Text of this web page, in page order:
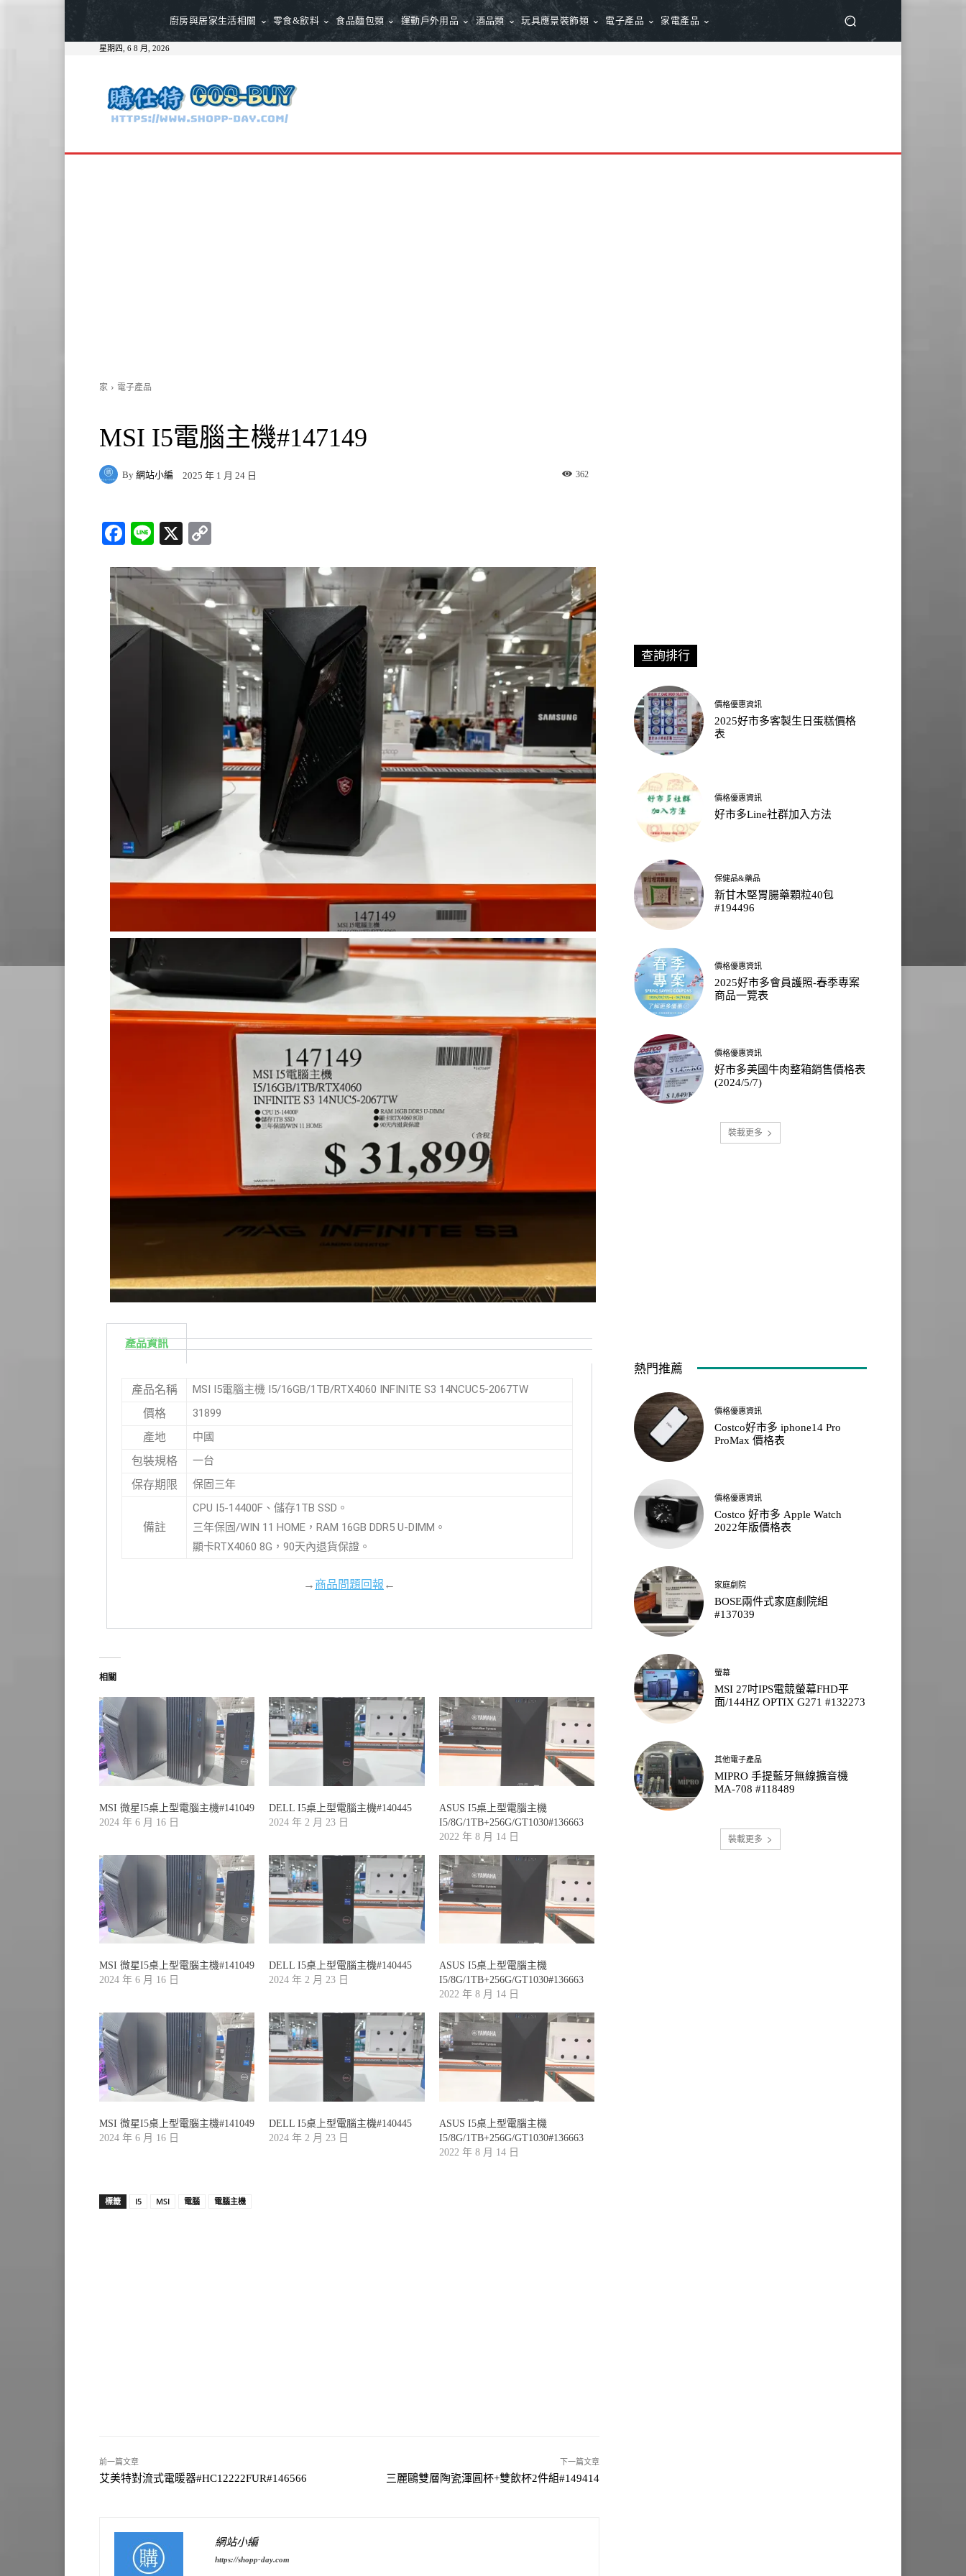
廚房與居家生活相關 零食&飲料 食品麵包類 運動戶外用品 酒品類 玩具應景裝飾類 電子產品 家電產品
星期四, 6 8 月, 2026
家 電子產品
MSI I5電腦主機#147149
By 網站小編 2025 年 1 月 24 日 362
Fa
bo
ok
Li
X
y
Li
nk
產品資訊
產品名稱 MSI I5電腦主機 I5/16GB/1TB/RTX4060 INFINITE S3 14NCUC5-2067TW
價格 31899
產地 中國
包裝規格 一台
保存期限 保固三年
備註
CPU I5-14400F、儲存1TB SSD。
三年保固/WIN 11 HOME，RAM 16GB DDR5 U-DIMM。
顯卡RTX4060 8G，90天內退貨保證。
→商品問題回報←
相關
MSI 微星I5桌上型電腦主機#141049
2024 年 6 月 16 日
DELL I5桌上型電腦主機#140445
2024 年 2 月 23 日
ASUS I5桌上型電腦主機
I5/8G/1TB+256G/GT1030#136663
2022 年 8 月 14 日
MSI 微星I5桌上型電腦主機#141049
2024 年 6 月 16 日
DELL I5桌上型電腦主機#140445
2024 年 2 月 23 日
ASUS I5桌上型電腦主機
I5/8G/1TB+256G/GT1030#136663
2022 年 8 月 14 日
MSI 微星I5桌上型電腦主機#141049
2024 年 6 月 16 日
DELL I5桌上型電腦主機#140445
2024 年 2 月 23 日
ASUS I5桌上型電腦主機
I5/8G/1TB+256G/GT1030#136663
2022 年 8 月 14 日
標籤 I5 MSI 電腦 電腦主機
前一篇文章
艾美特對流式電暖器#HC12222FUR#146566
下一篇文章
三麗鷗雙層陶瓷渾圓杯+雙飲杯2件組#149414
網站小編
https://shopp-day.com
查詢排行
價格優惠資訊
2025好市多客製生日蛋糕價格
表
價格優惠資訊
好市多Line社群加入方法
保健品&藥品
新甘木堅胃腸藥顆粒40包
#194496
價格優惠資訊
2025好市多會員護照-春季專案
商品一覽表
價格優惠資訊
好市多美國牛肉整箱銷售價格表
(2024/5/7)
裝載更多
熱門推薦
價格優惠資訊
Costco好市多 iphone14 Pro
ProMax 價格表
價格優惠資訊
Costco 好市多 Apple Watch
2022年版價格表
家庭劇院
BOSE兩件式家庭劇院組
#137039
螢幕
MSI 27吋IPS電競螢幕FHD平
面/144HZ OPTIX G271 #132273
其他電子產品
MIPRO 手提藍牙無線擴音機
MA-708 #118489
裝載更多